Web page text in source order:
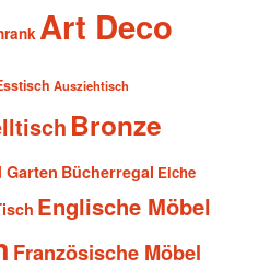
Art Deco
Ausziehtisch
Bronze
Garten Bücherregal Eiche
Englische Möbel
Französische Möbel